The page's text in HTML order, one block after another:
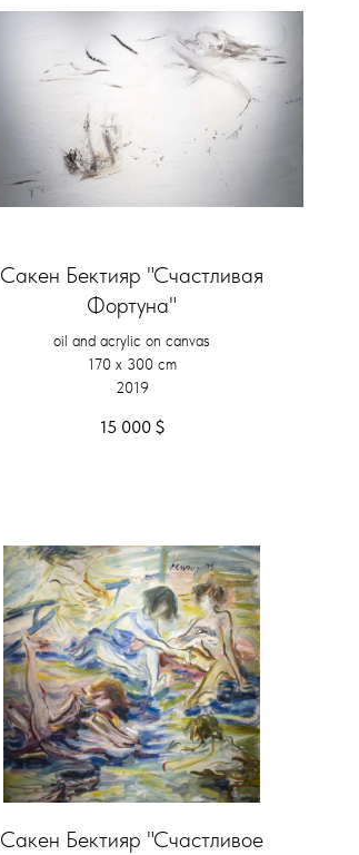
Сакен Бектияр "Счастливая
Фортуна"
oil and acrylic on canvas
170 x 300 cm
2019
15 000 $
Сакен Бектияр "Счастливое